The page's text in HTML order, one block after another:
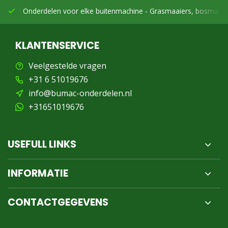
Onderdelen voor elke buitenmachine - Grasmaaiers,
KLANTENSERVICE
Veelgestelde vragen
+31 6 51019676
info@bumac-onderdelen.nl
+31651019676
USEFULL LINKS
INFORMATIE
CONTACTGEGEVENS